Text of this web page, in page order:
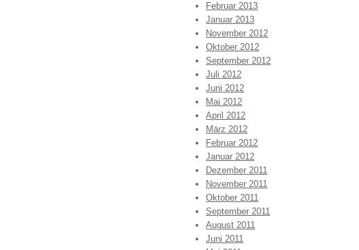
Februar 2013
Januar 2013
November 2012
Oktober 2012
September 2012
Juli 2012
Juni 2012
Mai 2012
April 2012
März 2012
Februar 2012
Januar 2012
Dezember 2011
November 2011
Oktober 2011
September 2011
August 2011
Juni 2011